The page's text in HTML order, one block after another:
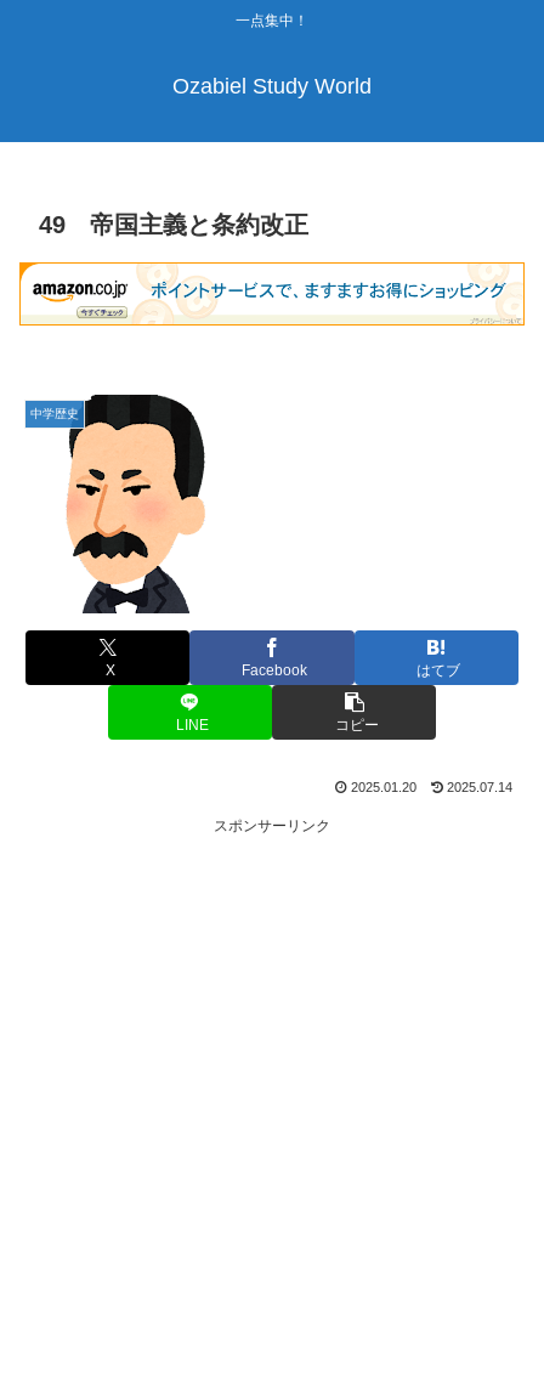
一点集中！
Ozabiel Study World
49 帝国主義と条約改正
中学歴史
X Facebook はてブ
LINE コピー
2025.01.20 2025.07.14
スポンサーリンク